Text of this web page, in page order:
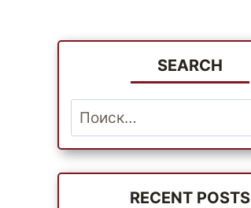
SEARCH
Найти:
RECENT POSTS